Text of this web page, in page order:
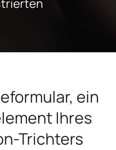
ein
Ihres
Trichters